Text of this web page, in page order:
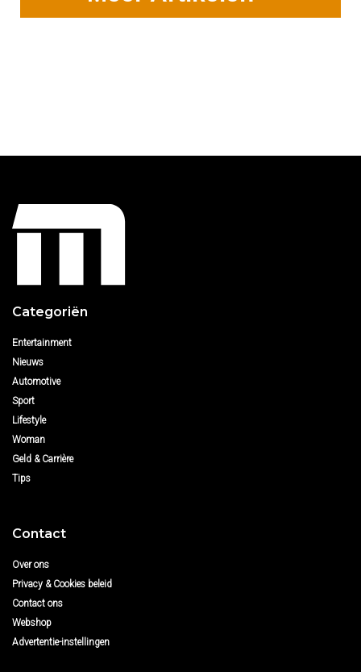
Categoriën
Entertainment
Nieuws
Automotive
Sport
Lifestyle
Woman
Geld & Carrière
Tips
Contact
Over ons
Privacy & Cookies beleid
Contact ons
Webshop
Advertentie-instellingen